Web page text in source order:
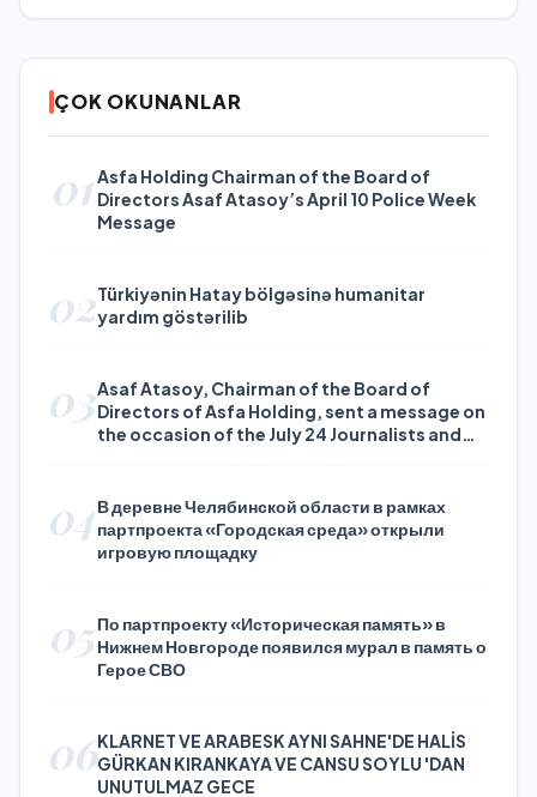
ÇOK OKUNANLAR
01Asfa Holding Chairman of the Board of
Directors Asaf Atasoy’s April 10 Police Week
Message
02Türkiyənin Hatay bölgəsinə humanitar
yardım göstərilib
03Asaf Atasoy, Chairman of the Board of
Directors of Asfa Holding, sent a message on
the occasion of the July 24 Journalists and
04В деревне Челябинской области в рамках
партпроекта «Городская среда» открыли
игровую площадку
05По партпроекту «Историческая память» в
Нижнем Новгороде появился мурал в память о
Герое СВО
06KLARNET VE ARABESK AYNI SAHNE'DE HALİS
GÜRKAN KIRANKAYA VE CANSU SOYLU 'DAN
UNUTULMAZ GECE